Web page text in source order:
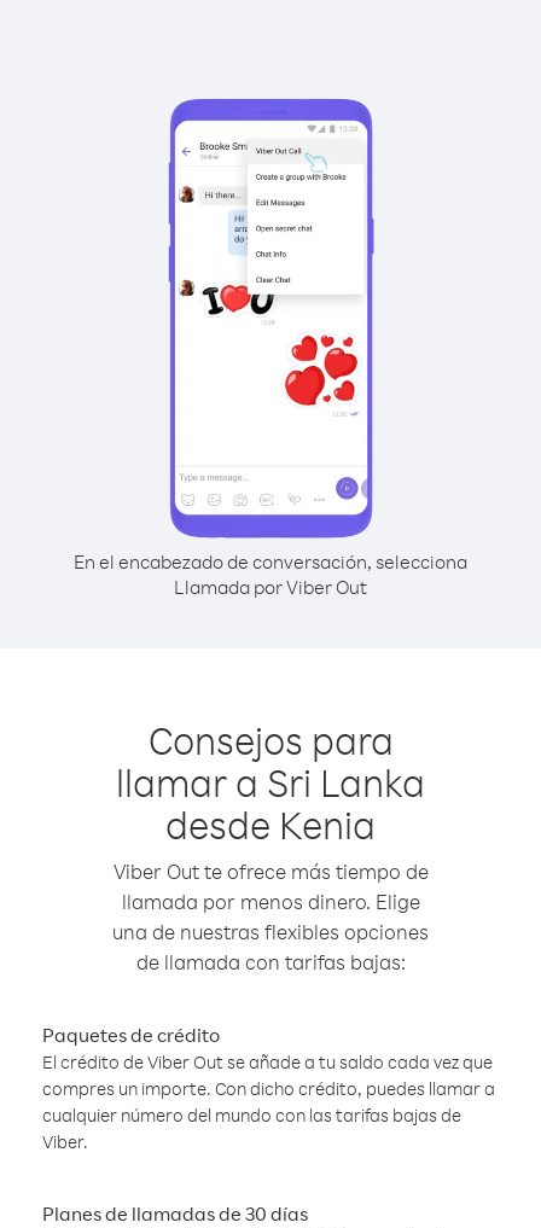
En el encabezado de conversación, selecciona
Llamada por Viber Out
Consejos para
llamar a Sri Lanka
desde Kenia
Viber Out te ofrece más tiempo de
llamada por menos dinero. Elige
una de nuestras flexibles opciones
de llamada con tarifas bajas:
Paquetes de crédito
El crédito de Viber Out se añade a tu saldo cada vez que
compres un importe. Con dicho crédito, puedes llamar a
cualquier número del mundo con las tarifas bajas de
Viber.
Planes de llamadas de 30 días